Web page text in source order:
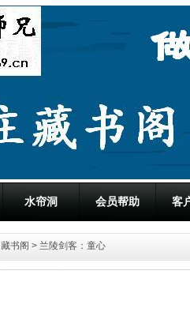
水帘洞 会员帮助 客
藏书阁 > 兰陵剑客：童心